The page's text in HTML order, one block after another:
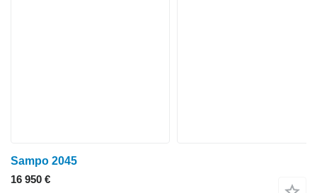
Sampo 2045
16 950 €